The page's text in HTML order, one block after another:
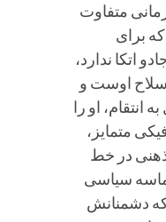
متفاوت
برای
اتکا ندارد،
سلاح اوست و
او را
متمایز،
در خط
سیاسی
که دشمنانش